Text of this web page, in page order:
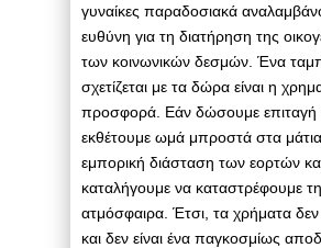
γυναίκες παραδοσιακά
ευθύνη για τη διατήρηση της
των κοινωνικών δεσμών. Ένα
σχετίζεται με τα δώρα είναι η
προσφορά. Εάν δώσουμε επιταγή
εκθέτουμε ωμά μπροστά στα
εμπορική διάσταση των εορτών
καταλήγουμε να καταστρέφουμε
ατμόσφαιρα. Έτσι, τα χρήματα
και δεν είναι ένα παγκοσμίως